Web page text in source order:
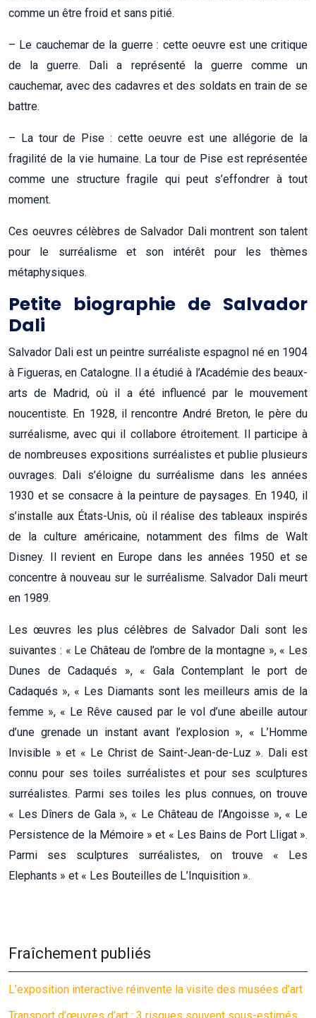
comme un être froid et sans pitié.
– Le cauchemar de la guerre : cette oeuvre est une critique
de la guerre. Dali a représenté la guerre comme un
cauchemar, avec des cadavres et des soldats en train de se
battre.
– La tour de Pise : cette oeuvre est une allégorie de la
fragilité de la vie humaine. La tour de Pise est représentée
comme une structure fragile qui peut s’effondrer à tout
moment.
Ces oeuvres célèbres de Salvador Dali montrent son talent
pour le surréalisme et son intérêt pour les thèmes
métaphysiques.
Petite biographie de Salvador
Dali
Salvador Dali est un peintre surréaliste espagnol né en 1904
à Figueras, en Catalogne. Il a étudié à l’Académie des beaux-
arts de Madrid, où il a été influencé par le mouvement
noucentiste. En 1928, il rencontre André Breton, le père du
surréalisme, avec qui il collabore étroitement. Il participe à
de nombreuses expositions surréalistes et publie plusieurs
ouvrages. Dali s’éloigne du surréalisme dans les années
1930 et se consacre à la peinture de paysages. En 1940, il
s’installe aux États-Unis, où il réalise des tableaux inspirés
de la culture américaine, notamment des films de Walt
Disney. Il revient en Europe dans les années 1950 et se
concentre à nouveau sur le surréalisme. Salvador Dali meurt
en 1989.
Les œuvres les plus célèbres de Salvador Dali sont les
suivantes : « Le Château de l’ombre de la montagne », « Les
Dunes de Cadaqués », « Gala Contemplant le port de
Cadaqués », « Les Diamants sont les meilleurs amis de la
femme », « Le Rêve caused par le vol d’une abeille autour
d’une grenade un instant avant l’explosion », « L’Homme
Invisible » et « Le Christ de Saint-Jean-de-Luz ». Dali est
connu pour ses toiles surréalistes et pour ses sculptures
surréalistes. Parmi ses toiles les plus connues, on trouve
« Les Dîners de Gala », « Le Château de l’Angoisse », « Le
Persistence de la Mémoire » et « Les Bains de Port Lligat ».
Parmi ses sculptures surréalistes, on trouve « Les
Elephants » et « Les Bouteilles de L’Inquisition ».
Fraîchement publiés
L’exposition interactive réinvente la visite des musées d’art